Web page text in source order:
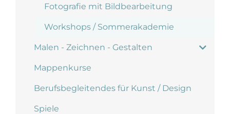
Fotografie mit Bildbearbeitung
Workshops / Sommerakademie
Malen - Zeichnen - Gestalten
Mappenkurse
Berufsbegleitendes für Kunst / Design
Spiele